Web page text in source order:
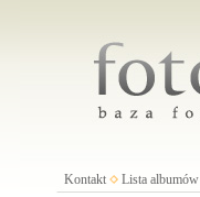
Kontakt Lista albumów